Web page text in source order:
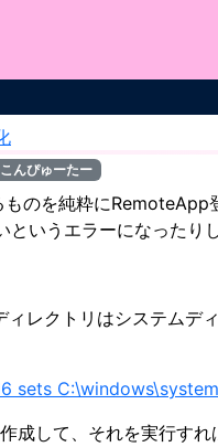
こんぴゅーたー
のを純粋にRemoteApp
というエラーになったり
レクトリはシステムデ
sets
成して、それを実行すれ